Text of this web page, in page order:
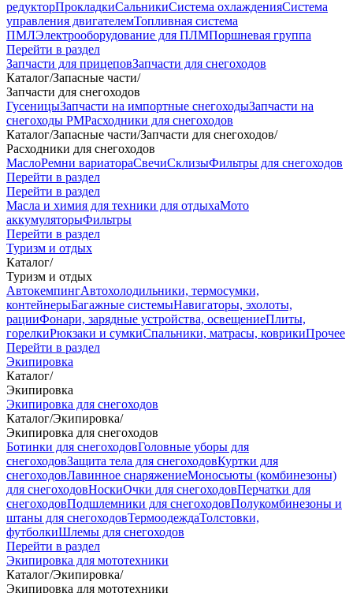
редукторПрокладкиСальникиСистема охлажденияСистема
управления двигателемТопливная система
ПМЛЭлектрооборудование для ПЛМПоршневая группа
Перейти в раздел
Запчасти для прицеповЗапчасти для снегоходов
Каталог/Запасные части/
Запчасти для снегоходов
ГусеницыЗапчасти на импортные снегоходыЗапчасти на
снегоходы РМРасходники для снегоходов
Каталог/Запасные части/Запчасти для снегоходов/
Расходники для снегоходов
МаслоРемни вариатораСвечиСклизыФильтры для снегоходов
Перейти в раздел
Перейти в раздел
Масла и химия для техники для отдыхаМото
аккумуляторыФильтры
Перейти в раздел
Туризм и отдых
Каталог/
Туризм и отдых
АвтокемпингАвтохолодильники, термосумки,
контейнерыБагажные системыНавигаторы, эхолоты,
рацииФонари, зарядные устройства, освещениеПлиты,
горелкиРюкзаки и сумкиСпальники, матрасы, коврикиПрочее
Перейти в раздел
Экипировка
Каталог/
Экипировка
Экипировка для снегоходов
Каталог/Экипировка/
Экипировка для снегоходов
Ботинки для снегоходовГоловные уборы для
снегоходовЗащита тела для снегоходовКуртки для
снегоходовЛавинное снаряжениеМоносьюты (комбинезоны)
для снегоходовНоскиОчки для снегоходовПерчатки для
снегоходовПодшлемники для снегоходовПолукомбинезоны и
штаны для снегоходовТермоодеждаТолстовки,
футболкиШлемы для снегоходов
Перейти в раздел
Экипировка для мототехники
Каталог/Экипировка/
Экипировка для мототехники